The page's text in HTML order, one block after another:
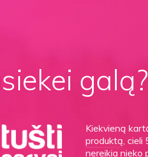
galą?
Kiekvieną
produktą ,
nereikia nieko